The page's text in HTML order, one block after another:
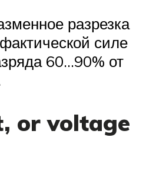
разрезка
силе
60…90% от
or voltage